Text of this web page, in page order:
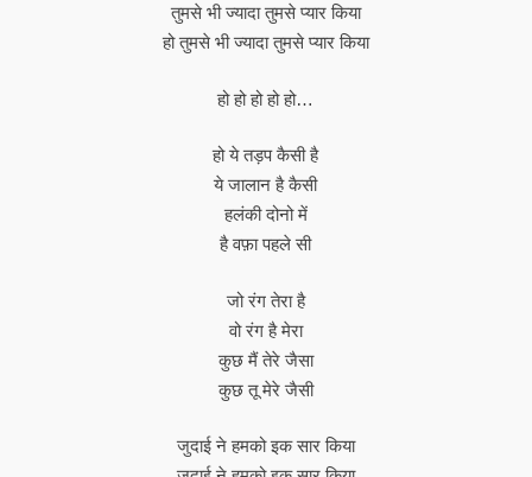
तुमसे भी ज्यादा तुमसे प्यार किया
हो तुमसे भी ज्यादा तुमसे प्यार किया
हो हो हो हो हो…
हो ये तड़प कैसी है
ये जालान है कैसी
हलंकी दोनो में
है वफ़ा पहले सी
जो रंग तेरा है
वो रंग है मेरा
कुछ मैं तेरे जैसा
कुछ तू मेरे जैसी
जुदाई ने हमको इक सार किया